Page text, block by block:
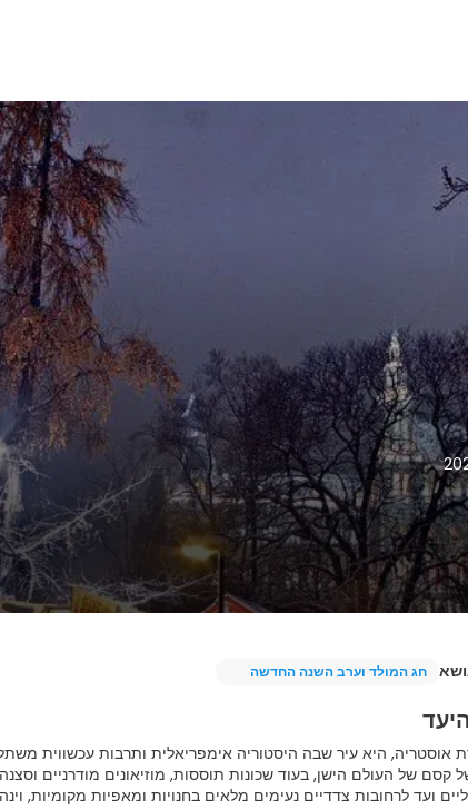
חג המולד וערב השנה החדשה
אוסטריה, היא עיר שבה היסטוריה אימפריאלית ותרבות עכשווית
קסם של העולם הישן, בעוד שכונות תוססות, מוזיאונים מודרניים